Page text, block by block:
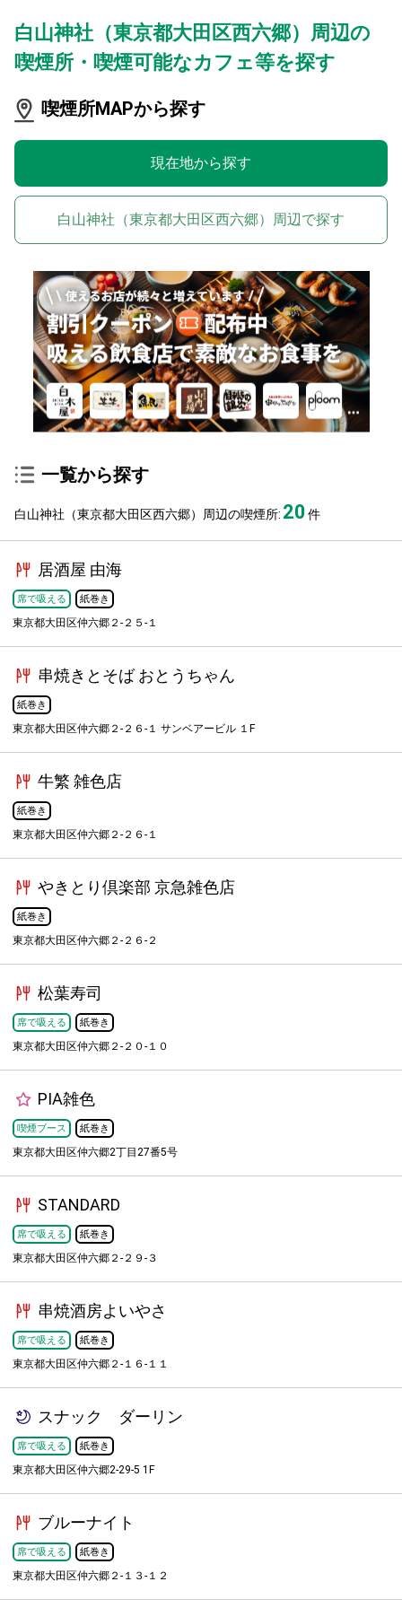
白山神社（東京都大田区西六郷）周辺の
喫煙所・喫煙可能なカフェ等を探す
喫煙所MAPから探す
現在地から探す
白山神社（東京都大田区西六郷）周辺で探す
一覧から探す
白山神社（東京都大田区西六郷）周辺の喫煙所: 20件
居酒屋 由海
席で吸える 紙巻き
東京都大田区仲六郷２-２５-１
串焼きとそば おとうちゃん
紙巻き
東京都大田区仲六郷２-２６-１ サンベアービル １F
牛繁 雑色店
紙巻き
東京都大田区仲六郷２-２６-１
やきとり倶楽部 京急雑色店
紙巻き
東京都大田区仲六郷２-２６-２
松葉寿司
席で吸える 紙巻き
東京都大田区仲六郷２-２０-１０
PIA雑色
喫煙ブース 紙巻き
東京都大田区仲六郷2丁目27番5号
STANDARD
席で吸える 紙巻き
東京都大田区仲六郷２-２９-３
串焼酒房よいやさ
席で吸える 紙巻き
東京都大田区仲六郷２-１６-１１
スナック ダーリン
席で吸える 紙巻き
東京都大田区仲六郷2-29-5 1F
ブルーナイト
席で吸える 紙巻き
東京都大田区仲六郷２-１３-１２